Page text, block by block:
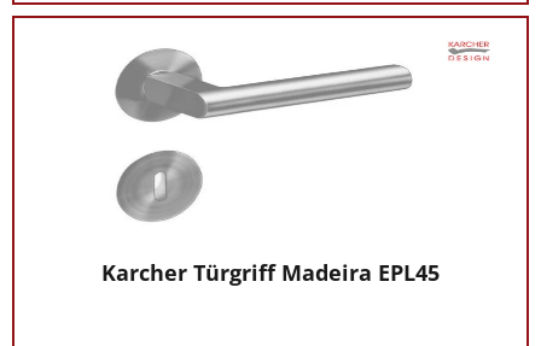
Karcher Türgriff Madeira EPL45